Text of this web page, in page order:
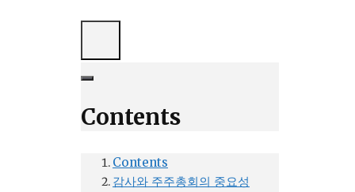
Contents
Contents
감사와 주주총회의 중요성